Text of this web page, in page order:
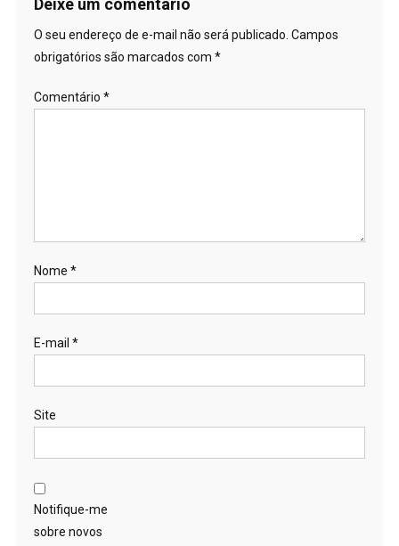
Deixe um comentário
O seu endereço de e-mail não será publicado. Campos
obrigatórios são marcados com *
Comentário *
Nome *
E-mail *
Site
Notifique-me
sobre novos